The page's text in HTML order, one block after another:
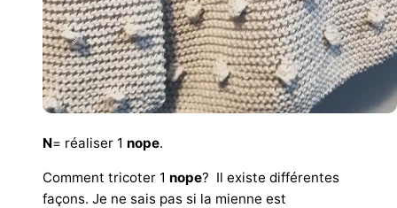
N= réaliser 1 nope.
Comment tricoter 1 nope? Il existe différentes
façons. Je ne sais pas si la mienne est